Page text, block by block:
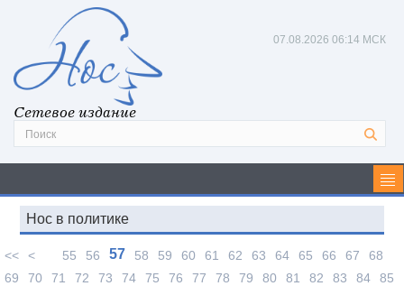
Сетевое издание
07.08.2026 06:14 МСК
Нос в политике
<< < 55 56 57 58 59 60 61 62 63 64 65 66 67
68
69
70 71 72 73 74 75 76 77 78 79 80 81 82 83 84
85